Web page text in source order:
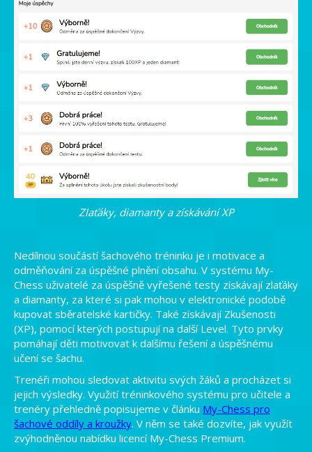
Zlaťáky, diamanty a získávání XP
Nedílnou součástí šachového tréninku je i motivace a
odměňování za úspěšné plnění obsahu. V systému My-
Chess uživatelé za úspěšně vyřešené testy získávají zlaťáky
a diamanty, za které si pak mohou v elektronické podobě
kupovat sběratelské kartičky. Také získávají Zkušenosti
(XP), pomocí kterých postupují na další Level. Tyto prvky
pomáhají děti motivovat k dalšímu řešení a úspěšnému
učení se šachu.
Trenéři mohou sledovat aktivitu svých žáků a procházet si
jejich výsledky. Využití tréninkového systému pro učitele a
trenéry přehledně popisujeme v článku My-Chess pro
šachové oddíly a kroužky. V něm se také dozvíte, jak využít
zvýhodněnou nabídku licencí My-Chess Premium.